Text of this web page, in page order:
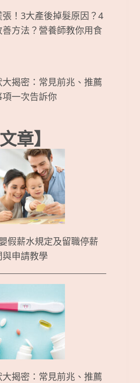
！3大產後掉髮原因？4
方法？營養師教你用食
揭密：常見前兆、推薦
一次告訴你
章】
假薪水規定及留職停薪
申請教學
揭密：常見前兆、推薦